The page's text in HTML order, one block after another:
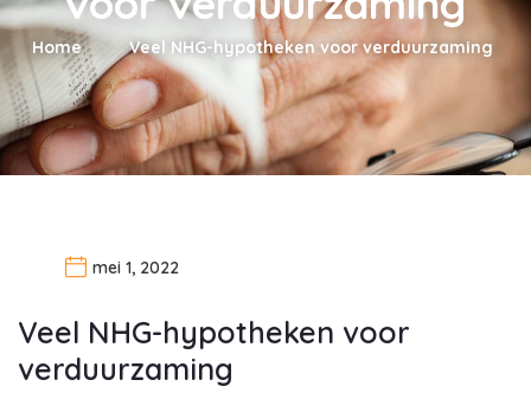
Home Veel NHG-hypotheken voor verduurzaming
mei 1, 2022
Veel NHG-hypotheken voor
verduurzaming